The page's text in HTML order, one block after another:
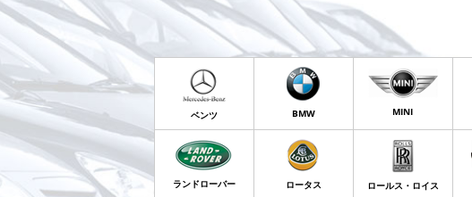
ベンツ BMW MINI
ランドローバー ロータス ロールス・ロイス